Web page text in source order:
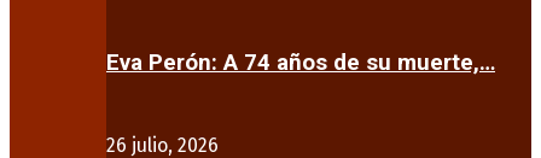
Eva Perón: A 74 años de su muerte,…
26 julio, 2026